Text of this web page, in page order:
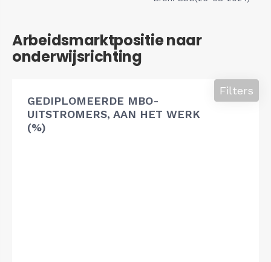
Arbeidsmarktpositie naar
onderwijsrichting
GEDIPLOMEERDE MBO-
UITSTROMERS, AAN HET WERK
(%)
Filters